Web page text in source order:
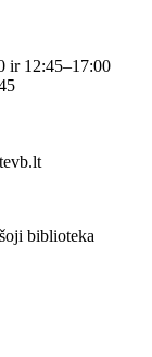
ir 12:45–17:00
biblioteka